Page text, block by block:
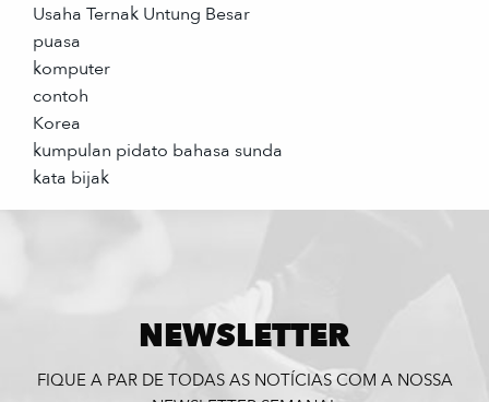
Usaha Ternak Untung Besar
puasa
komputer
contoh
Korea
kumpulan pidato bahasa sunda
kata bijak
NEWSLETTER
FIQUE A PAR DE TODAS AS NOTÍCIAS COM A NOSSA